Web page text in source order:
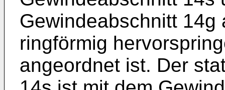
Gewindeabschnitt
ringförmig
angeordnet ist. Der